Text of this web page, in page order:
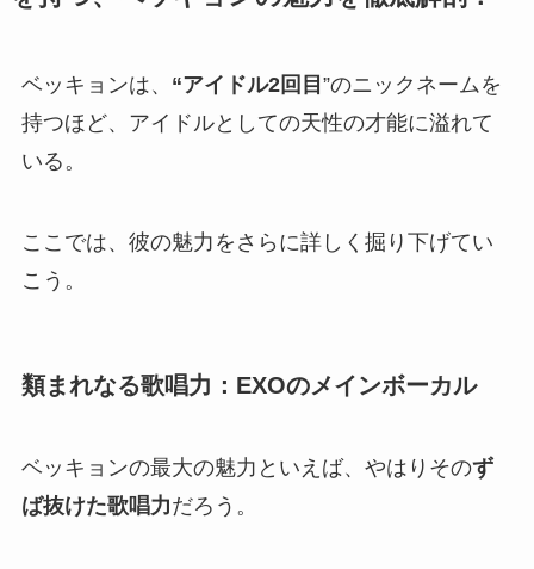
ベッキョンは、 “アイドル2回目 ”のニックネームを
持つほど、アイドルとしての天性の才能に溢れて
いる。
ここでは、彼の魅力をさらに詳しく掘り下げてい
こう。
類まれなる歌唱力：EXOのメインボーカル
ベッキョンの最大の魅力といえば、やはりそのず
ば抜けた歌唱力だろう。